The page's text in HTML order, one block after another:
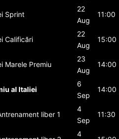
Sprint
22
Aug
11:00
Calificări
22
Aug
15:00
Marele Premiu
23
Aug
14:00
al Italiei
6
Sep
14:00
liber 1
4
Sep
11:30
4